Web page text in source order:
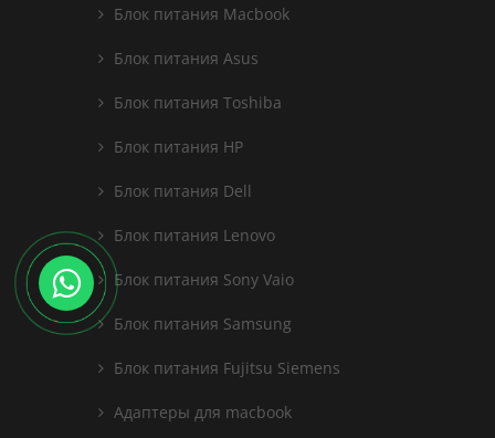
Блок питания Macbook
Блок питания Asus
Блок питания Toshiba
Блок питания HP
Блок питания Dell
Блок питания Lenovo
Блок питания Sony Vaio
Блок питания Samsung
Блок питания Fujitsu Siemens
Адаптеры для macbook